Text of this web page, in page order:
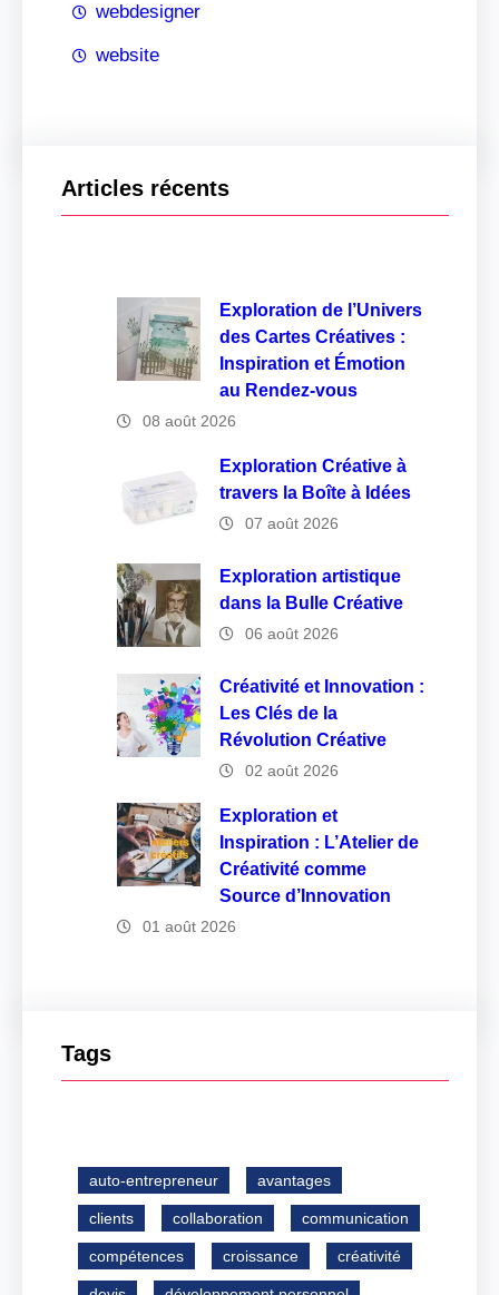
webdesigner
website
Articles récents
Exploration de l’Univers
des Cartes Créatives :
Inspiration et Émotion
au Rendez-vous
08 août 2026
Exploration Créative à
travers la Boîte à Idées
07 août 2026
Exploration artistique
dans la Bulle Créative
06 août 2026
Créativité et Innovation :
Les Clés de la
Révolution Créative
02 août 2026
Exploration et
Inspiration : L’Atelier de
Créativité comme
Source d’Innovation
01 août 2026
Tags
auto-entrepreneur avantages
clients collaboration communication
compétences croissance créativité